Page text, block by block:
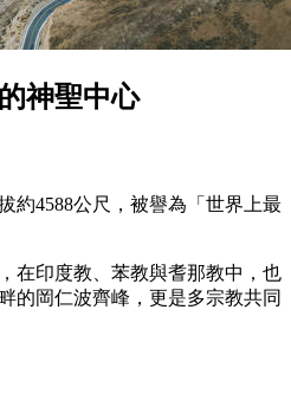
神聖中心
約4588公尺，被譽為「世界上最
在印度教、苯教與耆那教中，也
的岡仁波齊峰，更是多宗教共同